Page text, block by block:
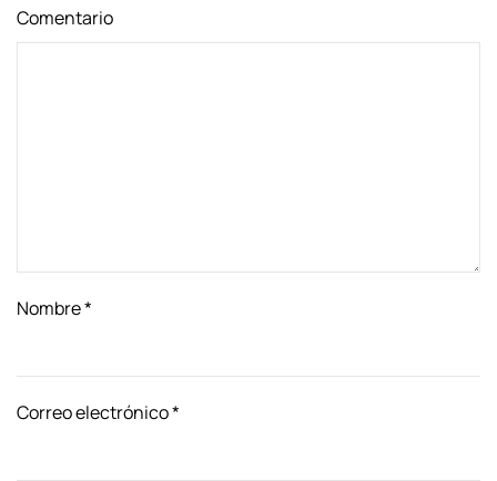
Comentario
Nombre*
Correo electrónico*